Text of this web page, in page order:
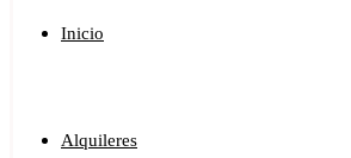
Inicio
Alquileres